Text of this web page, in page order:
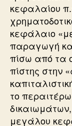
κεφαλαίου
κεφάλαιο
παραγωγή
πίσω από τα
πίστης στην
το
μεγάλου